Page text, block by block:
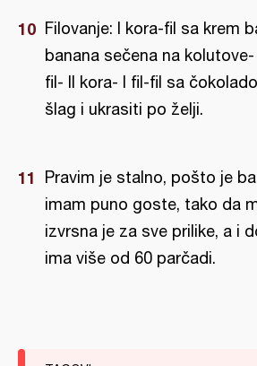
Filovanje: I kora-fil sa krem
banana sečena na kolutove-
fil- II kora- I fil-fil sa
šlag i ukrasiti po želji.
Pravim je stalno, pošto je
imam puno goste, tako da
izvrsna je za sve prilike, a i
ima više od 60 parčadi.